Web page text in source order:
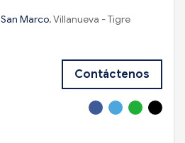
San Marco, Villanueva - Tigre
Contáctenos